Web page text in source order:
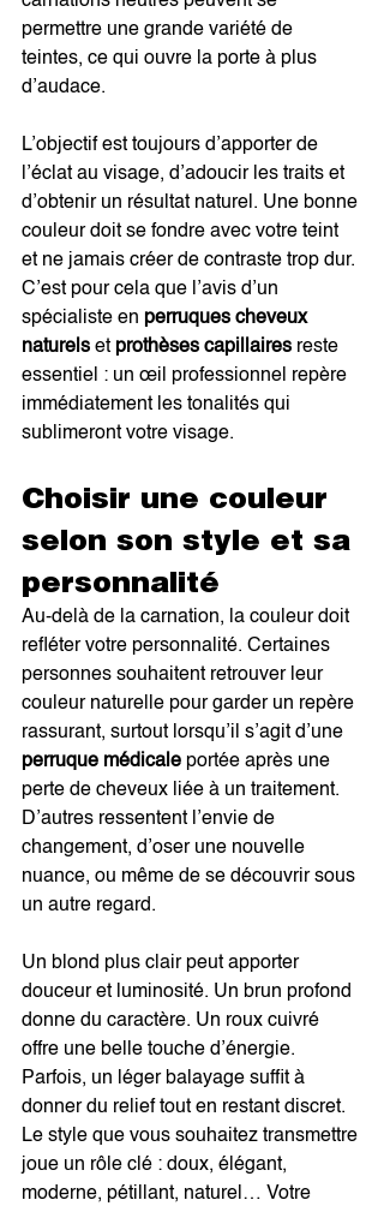
permettre une grande variété de
teintes, ce qui ouvre la porte à plus
d’audace.
L’objectif est toujours d’apporter de
l’éclat au visage, d’adoucir les traits et
d’obtenir un résultat naturel. Une bonne
couleur doit se fondre avec votre teint
et ne jamais créer de contraste trop dur.
C’est pour cela que l’avis d’un
spécialiste en perruques cheveux
naturels et prothèses capillaires reste
essentiel : un œil professionnel repère
immédiatement les tonalités qui
sublimeront votre visage.
Choisir une couleur
selon son style et sa
personnalité
Au-delà de la carnation, la couleur doit
refléter votre personnalité. Certaines
personnes souhaitent retrouver leur
couleur naturelle pour garder un repère
rassurant, surtout lorsqu’il s’agit d’une
perruque médicale portée après une
perte de cheveux liée à un traitement.
D’autres ressentent l’envie de
changement, d’oser une nouvelle
nuance, ou même de se découvrir sous
un autre regard.
Un blond plus clair peut apporter
douceur et luminosité. Un brun profond
donne du caractère. Un roux cuivré
offre une belle touche d’énergie.
Parfois, un léger balayage suffit à
donner du relief tout en restant discret.
Le style que vous souhaitez transmettre
joue un rôle clé : doux, élégant,
moderne, pétillant, naturel… Votre